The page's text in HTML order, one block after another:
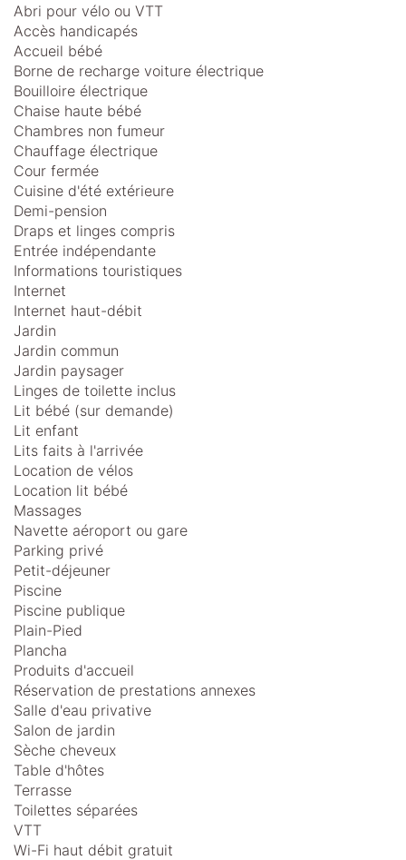
Abri pour vélo ou VTT
Accès handicapés
Accueil bébé
Borne de recharge voiture électrique
Bouilloire électrique
Chaise haute bébé
Chambres non fumeur
Chauffage électrique
Cour fermée
Cuisine d'été extérieure
Demi-pension
Draps et linges compris
Entrée indépendante
Informations touristiques
Internet
Internet haut-débit
Jardin
Jardin commun
Jardin paysager
Linges de toilette inclus
Lit bébé (sur demande)
Lit enfant
Lits faits à l'arrivée
Location de vélos
Location lit bébé
Massages
Navette aéroport ou gare
Parking privé
Petit-déjeuner
Piscine
Piscine publique
Plain-Pied
Plancha
Produits d'accueil
Réservation de prestations annexes
Salle d'eau privative
Salon de jardin
Sèche cheveux
Table d'hôtes
Terrasse
Toilettes séparées
VTT
Wi-Fi haut débit gratuit